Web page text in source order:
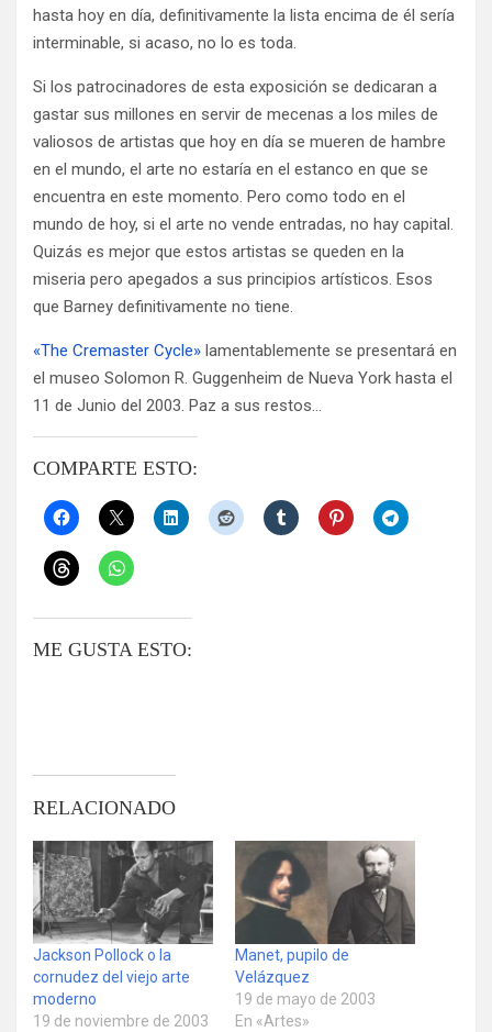
hasta hoy en día, definitivamente la lista encima de él sería
interminable, si acaso, no lo es toda.
Si los patrocinadores de esta exposición se dedicaran a
gastar sus millones en servir de mecenas a los miles de
valiosos de artistas que hoy en día se mueren de hambre
en el mundo, el arte no estaría en el estanco en que se
encuentra en este momento. Pero como todo en el
mundo de hoy, si el arte no vende entradas, no hay capital.
Quizás es mejor que estos artistas se queden en la
miseria pero apegados a sus principios artísticos. Esos
que Barney definitivamente no tiene.
«The Cremaster Cycle» lamentablemente se presentará en
el museo Solomon R. Guggenheim de Nueva York hasta el
11 de Junio del 2003. Paz a sus restos…
COMPARTE ESTO:
ME GUSTA ESTO:
RELACIONADO
Jackson Pollock o la
cornudez del viejo arte
moderno
19 de noviembre de 2003
Manet, pupilo de
Velázquez
19 de mayo de 2003
En «Artes»